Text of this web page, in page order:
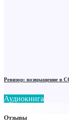
Ревизор: возвращение в
Аудиокнига
Отзывы